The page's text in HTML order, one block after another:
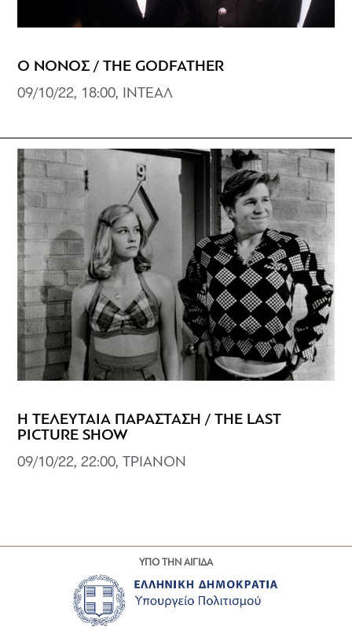
Ο ΝΟΝΟΣ / THE GODFATHER
09/10/22, 18:00, ΙΝΤΕΑΛ
Η ΤΕΛΕΥΤΑΙΑ ΠΑΡΑΣΤΑΣΗ / THE LAST
PICTURE SHOW
09/10/22, 22:00, ΤΡΙΑΝΟΝ
ΥΠΟ ΤΗΝ ΑΙΓΙΔΑ